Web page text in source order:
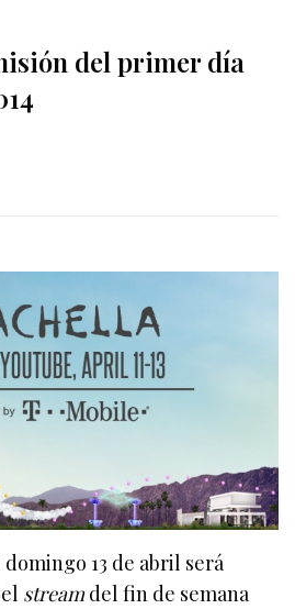
del primer día
13 de abril será
streamdel fin de semana